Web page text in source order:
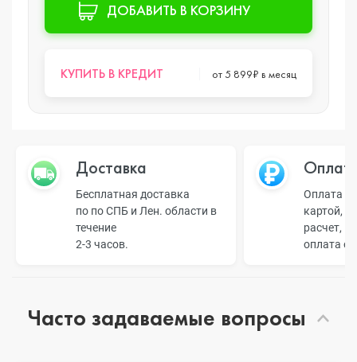
ДОБАВИТЬ В КОРЗИНУ
КУПИТЬ В КРЕДИТ от 5 899₽ в месяц
Доставка
Бесплатная доставка
по по СПБ и Лен. области в
течение
2-3 часов.
Оплата
картой,
расчет,
оплата
Часто задаваемые вопросы